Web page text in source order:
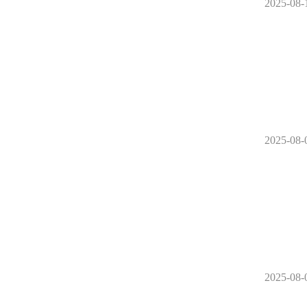
2025-08-
2025-08-
2025-08-